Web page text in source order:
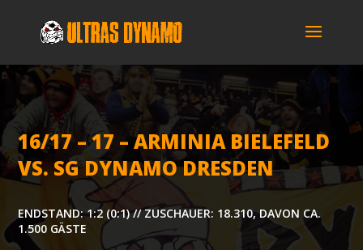
16/17 – 17 – ARMI­NIA BIE­LE­FELD
VS. SG DYNA­MO DRESDEN
ENDSTAND: 1:2 (0:1) // ZUSCHAUER: 18.310, DAVON CA.
1.500 GÄSTE